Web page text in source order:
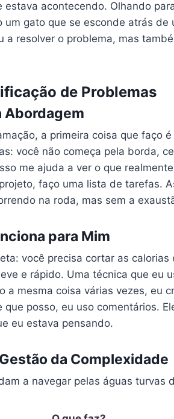
acontecendo. Olhando
gato que se esconde atrás de
a resolver o problema, mas
de Problemas
Abordagem
a primeira coisa que faço
você não começa pela borda,
me ajuda a ver o que
faço uma lista de tarefas.
na roda, mas sem a
para Mim
você precisa cortar as calorias
e rápido. Uma técnica que eu
a mesma coisa várias vezes, eu
que posso, eu uso comentários.
eu estava pensando.
da Complexidade
a navegar pelas águas turvas